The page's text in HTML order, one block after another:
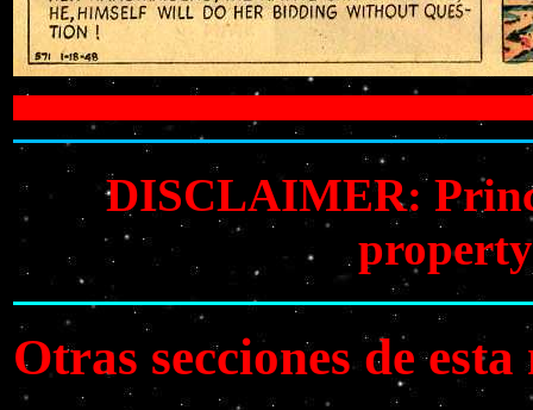
DISCLAIMER:
Otras secciones de